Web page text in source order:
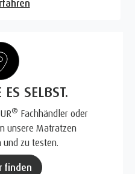
SELBST.
® Fachhändler oder
unsere Matratzen
und zu testen.
finden